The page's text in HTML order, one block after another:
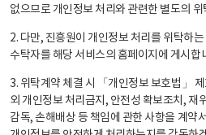
없으므로 개인정보 처리와 관련한 별도의
2. 다만, 진흥원이 개인정보 처리를 위탁하
수탁자를 해당 서비스의 홈페이지에 게시합
3. 위탁계약 체결 시 「개인정보 보호법」
외 개인정보 처리금지, 안전성 확보조치, 재
감독, 손해배상 등 책임에 관한 사항을 계약